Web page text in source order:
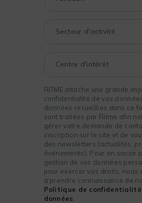
RITME attache une grande
confidentialité de vos
données recueillies dans ce
sont traitées par Ritme afin
gérer votre demande de
inscription sur le site et de
des newsletters (actualités,
événements). Pour en savoir
gestion de vos données
pour exercer vos droits, nous
à prendre connaissance de
Politique de
données